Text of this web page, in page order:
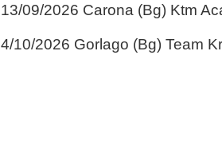
13/09/2026 Carona (Bg) Ktm
4/10/2026 Gorlago (Bg) Team